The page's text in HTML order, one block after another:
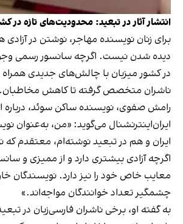
انتشار آثار در تبعید: محدودیت‌های تازه در
برای زنان نویسنده‌ مهاجر، نوشتن در
دیده شدن نیست. اگرچه سانسور رسمی وجود
در کشور میزبان با چالش‌های جدیدی همراه
ناشران متخصص گرفته تا کاهش مخاطبان.
رامش صفوی، نویسنده‌ ساکن سوئد، درباره‌
ایران‌اینترنشنال می‌گوید: «من، به‌عنوان
ایران و هم در تبعید نوشته‌ام، معتقدم که
اگرچه آزادی بیشتری دارد و از ممیزی و
معایب خاص خود را نیز دارد. نویسندگان
چشمگیر تعداد خوانندگان مواجه‌اند.»
به گفته او، برخی ناشران فارسی‌زبان در